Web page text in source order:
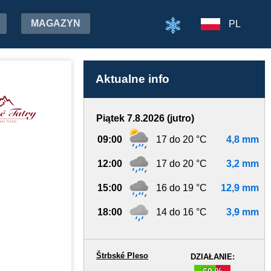
MAGAZYN PL
Aktualne info
Piątek 7.8.2026 (jutro)
09:00 17 do 20 °C 4,8 mm
12:00 17 do 20 °C 3,2 mm
15:00 16 do 19 °C 12,9 mm
18:00 14 do 16 °C 3,9 mm
DZIAŁANIE:
Štrbské Pleso